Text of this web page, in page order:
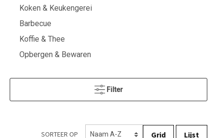
Koken & Keukengerei
Barbecue
Koffie & Thee
Opbergen & Bewaren
Filter
SORTEER OP Grid Lijst